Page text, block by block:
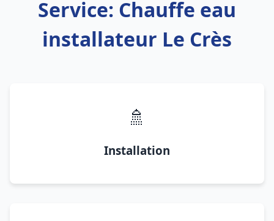
Service: Chauffe eau
installateur Le Crès
🚿
Installation